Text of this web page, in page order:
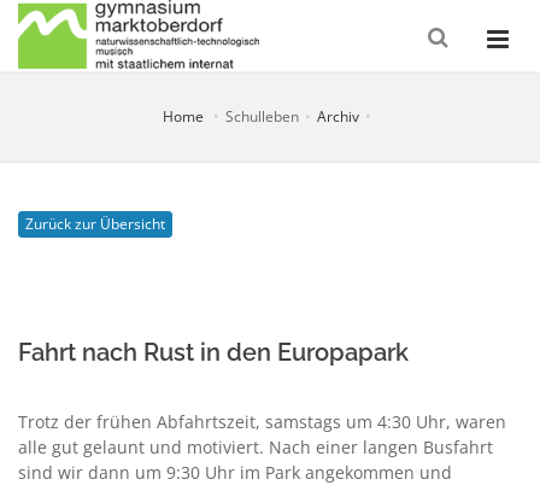
Home Schulleben Archiv
Zurück zur Übersicht
Fahrt nach Rust in den Europapark
Trotz der frühen Abfahrtszeit, samstags um 4:30 Uhr, waren
alle gut gelaunt und motiviert. Nach einer langen Busfahrt
sind wir dann um 9:30 Uhr im Park angekommen und